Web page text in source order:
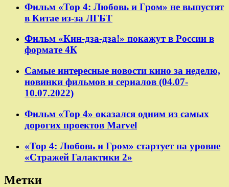
Фильм «Тор 4: Любовь и Гром» не выпустят
в Китае из-за ЛГБТ
Фильм «Кин-дза-дза!» покажут в России в
формате 4К
Самые интересные новости кино за неделю,
новинки фильмов и сериалов (04.07-
10.07.2022)
Фильм «Тор 4» оказался одним из самых
дорогих проектов Marvel
«Тор 4: Любовь и Гром» стартует на уровне
«Стражей Галактики 2»
Метки